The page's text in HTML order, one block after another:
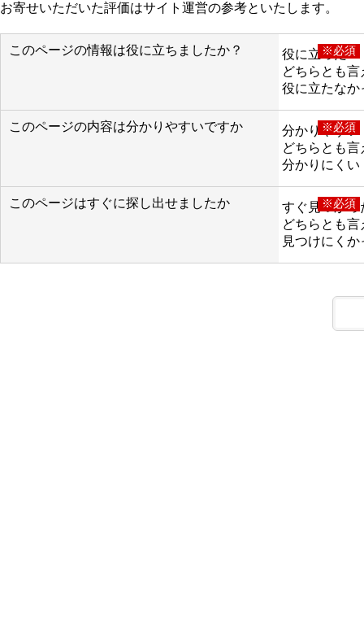
お寄せいただいた評価はサイト運営の参考といたします。
このページの情報は役に立ちましたか？ ※必須
役に立った
どちらとも言
役に立たなか
このページの内容は分かりやすいですか ※必須
分かりやすい
どちらとも言
分かりにくい
このページはすぐに探し出せましたか ※必須
すぐ見つかっ
どちらとも言
見つけにくか